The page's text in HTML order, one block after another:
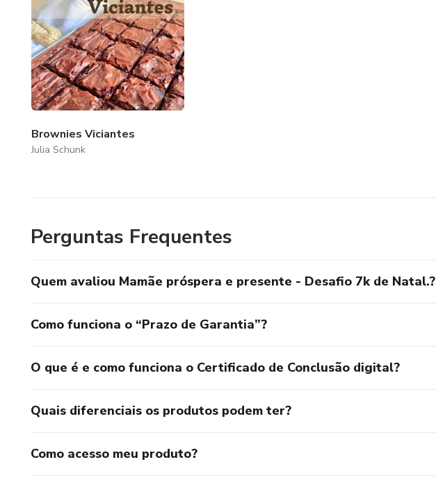
Brownies Viciantes
Julia Schunk
Perguntas Frequentes
Quem avaliou Mamãe próspera e presente - Desafio 7k de Natal.?
Como funciona o “Prazo de Garantia”?
O que é e como funciona o Certificado de Conclusão digital?
Quais diferenciais os produtos podem ter?
Como acesso meu produto?